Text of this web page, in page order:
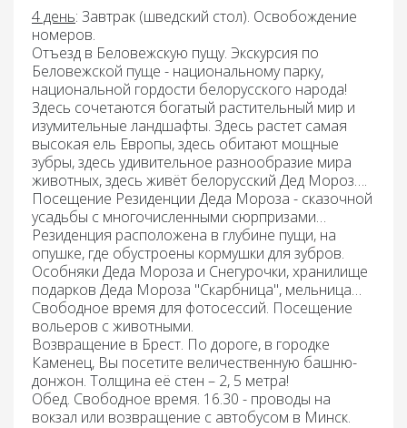
4 день: Завтрак (шведский стол). Освобождение
номеров.
Отъезд в Беловежскую пущу. Экскурсия по
Беловежской пуще - национальному парку,
национальной гордости белорусского народа!
Здесь сочетаются богатый растительный мир и
изумительные ландшафты. Здесь растет самая
высокая ель Европы, здесь обитают мощные
зубры, здесь удивительное разнообразие мира
животных, здесь живёт белорусский Дед Мороз….
Посещение Резиденции Деда Мороза - сказочной
усадьбы с многочисленными сюрпризами…
Резиденция расположена в глубине пущи, на
опушке, где обустроены кормушки для зубров.
Особняки Деда Мороза и Снегурочки, хранилище
подарков Деда Мороза "Скарбница", мельница…
Свободное время для фотосессий. Посещение
вольеров с животными.
Возвращение в Брест. По дороге, в городке
Каменец, Вы посетите величественную башню-
донжон. Толщина её стен – 2, 5 метра!
Обед. Свободное время. 16.30 - проводы на
вокзал или возвращение с автобусом в Минск.